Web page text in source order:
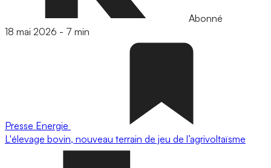
Abonné
18 mai 2026 - 7 min
Presse Energie
L'élevage bovin, nouveau terrain de jeu de l’agrivoltaïsme